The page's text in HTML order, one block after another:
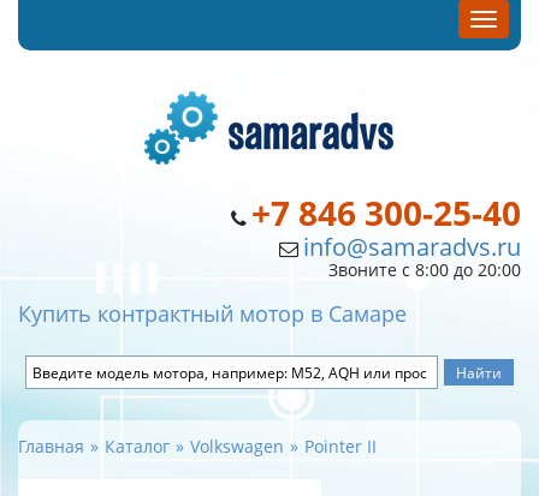
+7 846 300-25-40
info@samaradvs.ru
Звоните с 8:00 до 20:00
Купить контрактный мотор в Самаре
Главная Каталог Volkswagen Pointer II